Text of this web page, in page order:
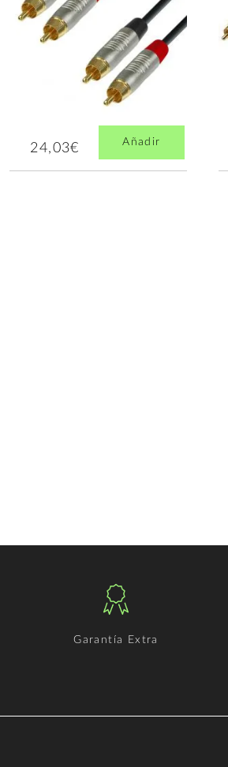
24,03€ Añadir
Garantía Extra